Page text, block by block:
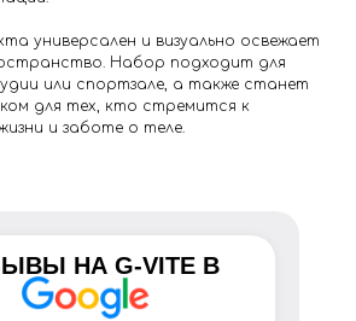
универсален и визуально освежает
Набор подходит для
или спортзале, а также станет
для тех, кто стремится к
и заботе о теле.
НА G-VITE В